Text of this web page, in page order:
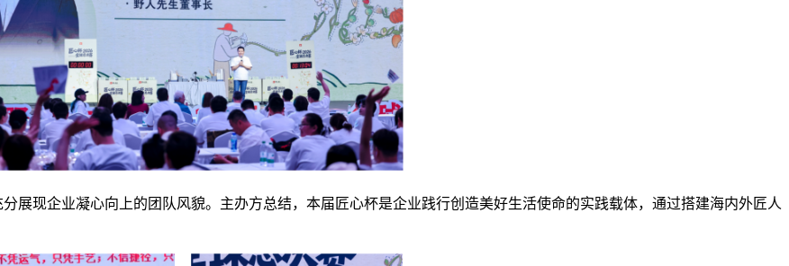
展现企业凝心向上的团队风貌。主办方总结，本届匠心杯是企业践行创造美好生活使命的实践载体，通过搭建海内外匠人